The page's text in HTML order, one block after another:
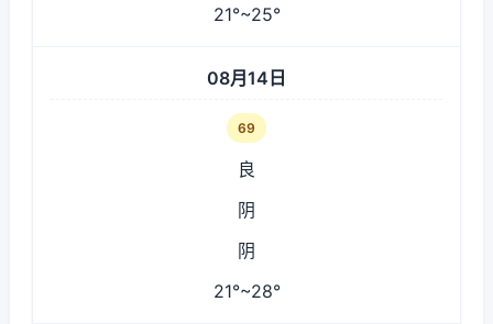
21°~25°
08月14日
69
良
阴
阴
21°~28°